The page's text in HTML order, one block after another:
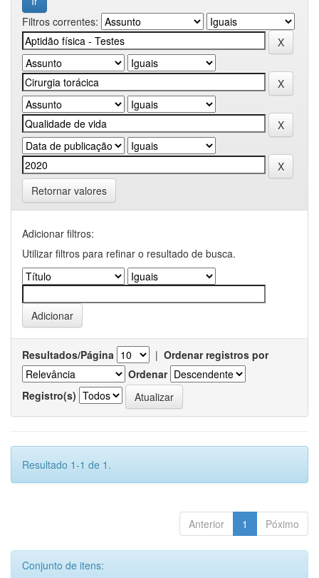
Filtros correntes:
Retornar valores
Adicionar filtros:
Utilizar filtros para refinar o resultado de busca.
Resultados/Página | Ordenar registros por
Ordenar
Registro(s)
Resultado 1-1 de 1.
Anterior 1 Póximo
Conjunto de itens: